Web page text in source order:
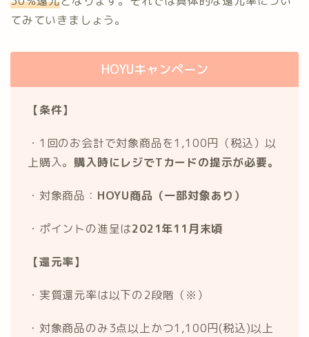
てみていきましょう。
HOYUキャンペーン
【条件】
・1回のお会計で対象商品を1,100円（税込）以
上購入。 購入時にレジでTカードの提示が必要。
・対象商品： HOYU商品（一部対象あり）
・ポイントの進呈は2021年11月末頃
【還元率】
・実質還元率は以下の2段階（※）
・対象商品のみ3点以上かつ1,100円(税込)以上